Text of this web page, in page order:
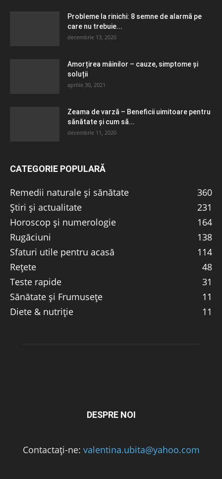
Probleme la rinichi: 8 semne de alarmă pe
care nu trebuie...
decembrie 13, 2020
Amorțirea mâinilor – cauze, simptome și
soluții
aprilie 30, 2021
Zeama de varză – Beneficii uimitoare pentru
sănătate și cum să...
decembrie 11, 2020
CATEGORIE POPULARĂ
Remedii naturale și sănătate
360
Știri și actualitate
231
Horoscop și numerologie
164
Rugăciuni
138
Sfaturi utile pentru acasă
114
Rețete
48
Teste rapide
31
Sănătate și Frumusețe
11
Diete & nutriție
11
DESPRE NOI
Contactați-ne: valentina.ubita@yahoo.com